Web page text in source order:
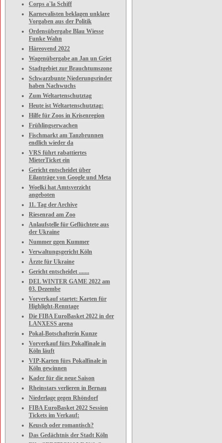
Corps a`la Schiff
Karnevalisten beklagen unklare
Vorgaben aus der Politik
Ordensübergabe Blau Wiesse
Funke Wahn
Häreovend 2022
Wagenübergabe an Jan un Griet
Stadtgebiet zur Brauchtumszone
Schwarzbunte Niederungsrinder
haben Nachwuchs
Zum Weltartenschutztag
Heute ist Weltartenschutztag:
Hilfe für Zoos in Krisenregion
Frühlingserwachen
Fischmarkt am Tanzbrunnen
endlich wieder da
VRS führt rabattiertes
MieterTicket ein
Gericht entscheidet über
Eilanträge von Google und Meta
Woelki hat Amtsverzicht
angeboten
11. Tag der Archive
Riesenrad am Zoo
Anlaufstelle für Geflüchtete aus
der Ukraine
Nummer ggen Kummer
Verwaltungsgericht Köln
Ärzte für Ukraine
Gericht entscheidet .......
DEL WINTER GAME 2022 am
03. Dezembe
Vorverkauf startet: Karten für
Highlight-Renntage
Die FIBA EuroBasket 2022 in der
LANXESS arena
Pokal-Botschafterin Kunze
Vorverkauf fürs Pokalfinale in
Köln läuft
VIP-Karten fürs Pokalfinale in
Köln gewinnen
Kader für die neue Saison
Rheinstars verlieren in Bernau
Niederlage gegen Rhöndorf
FIBA EuroBasket 2022 Session
Tickets im Verkauf:
Keusch oder romantisch?
Das Gedächtnis der Stadt Köln